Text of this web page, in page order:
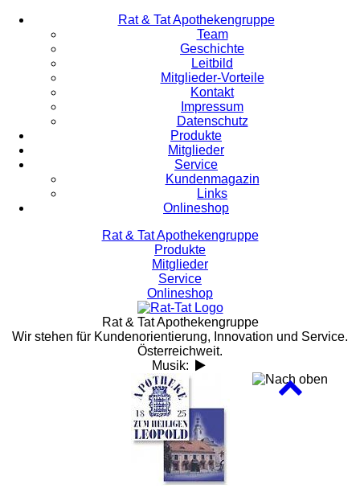
Rat & Tat Apothekengruppe
Team
Geschichte
Leitbild
Mitglieder-Vorteile
Kontakt
Impressum
Datenschutz
Produkte
Mitglieder
Service
Kundenmagazin
Links
Onlineshop
Rat & Tat Apothekengruppe
Produkte
Mitglieder
Service
Onlineshop
Rat & Tat Apothekengruppe
Wir stehen für Kundenorientierung, Innovation und Service.
Österreichweit.
Musik: